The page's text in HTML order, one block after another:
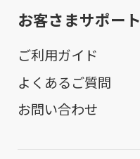
お客さまサポート
ご利用ガイド
よくあるご質問
お問い合わせ